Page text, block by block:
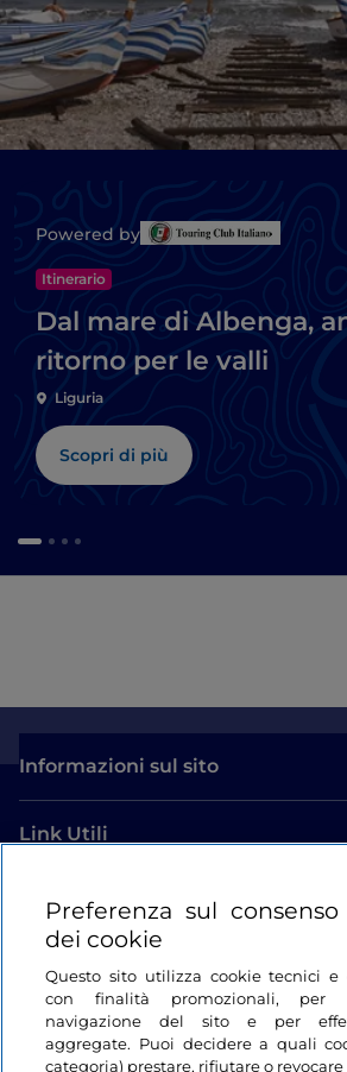
Powered by
Itinerario
Dal mare di Albenga,
ritorno per le valli
Liguria
Scopri di più
Informazioni sul sito
Link Utili
Login
Restiamo in contatto
Preferenza sul
dei cookie
Questo sito utilizza cookie tecnici e
con finalità promozionali, per
navigazione del sito e per
aggregate. Puoi decidere a quali
categoria) prestare, rifiutare o